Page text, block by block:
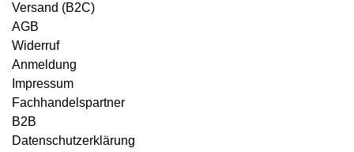
Versand (B2C)
AGB
Widerruf
Anmeldung
Impressum
Fachhandelspartner
B2B
Datenschutzerklärung